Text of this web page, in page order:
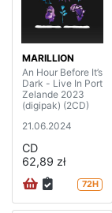
MARILLION
An Hour Before It’s
Dark - Live In Port
Zelande 2023
(digipak) (2CD)
21.06.2024
CD
62,89 zł
72H